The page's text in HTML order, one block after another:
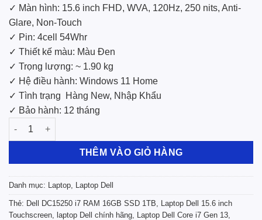
✓ Màn hình: 15.6 inch FHD, WVA, 120Hz, 250 nits, Anti-
Glare, Non-Touch
✓ Pin: 4cell 54Whr
✓ Thiết kế màu: Màu Đen
✓ Trọng lượng: ~ 1.90 kg
✓ Hệ điều hành: Windows 11 Home
✓ Tình trạng
Hàng New, Nhập Khẩu
✓ Bảo hành: 12 tháng
Laptop Mới Dell DC15250 (i7 1355U /Ram 16GB / SSD 1TB /
THÊM VÀO GIỎ HÀNG
Danh mục: Laptop Laptop Dell
Thẻ: Dell DC15250 i7 RAM 16GB SSD 1TB
Laptop Dell 15.6 inch
Touchscreen laptop Dell chính hãng Laptop Dell Core i7 Gen 13